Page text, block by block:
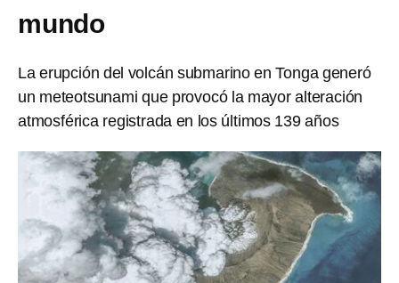
mundo
La erupción del volcán submarino en Tonga generó
un meteotsunami que provocó la mayor alteración
atmosférica registrada en los últimos 139 años